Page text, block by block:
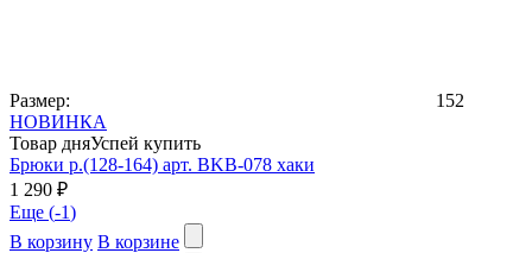
Размер:
152
НОВИНКА
Товар дняУспей купить
Брюки р.(128-164) арт. BKB-078 хаки
1 290 ₽
Еще (-1)
В корзину В корзине